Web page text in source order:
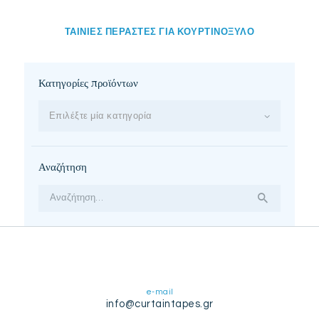
ΤΑΙΝΙΕΣ ΠΕΡΑΣΤΕΣ ΓΙΑ ΚΟΥΡΤΙΝΟΞΥΛΟ
Κατηγορίες προϊόντων
Επιλέξτε μία κατηγορία
Αναζήτηση
Αναζήτηση
e-mail
info@curtaintapes.gr